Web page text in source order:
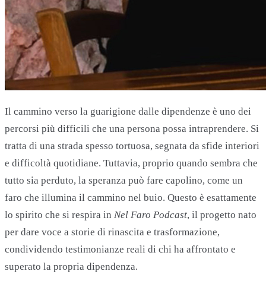
Il cammino verso la guarigione dalle dipendenze è uno dei
percorsi più difficili che una persona possa intraprendere. Si
tratta di una strada spesso tortuosa, segnata da sfide interiori
e difficoltà quotidiane. Tuttavia, proprio quando sembra che
tutto sia perduto, la speranza può fare capolino, come un
faro che illumina il cammino nel buio. Questo è esattamente
lo spirito che si respira in Nel Faro Podcast, il progetto nato
per dare voce a storie di rinascita e trasformazione,
condividendo testimonianze reali di chi ha affrontato e
superato la propria dipendenza.